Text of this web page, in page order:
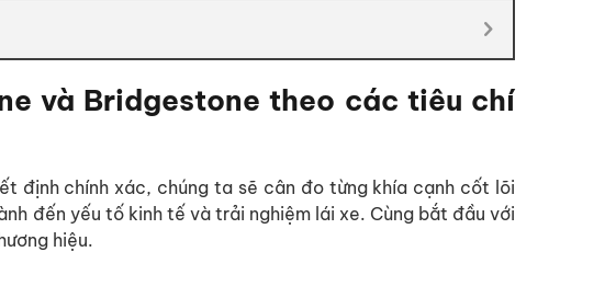
và Bridgestone theo các tiêu chí
định chính xác, chúng ta sẽ cân đo từng khía cạnh cốt lõi
đến yếu tố kinh tế và trải nghiệm lái xe. Cùng bắt đầu với
hiệu.